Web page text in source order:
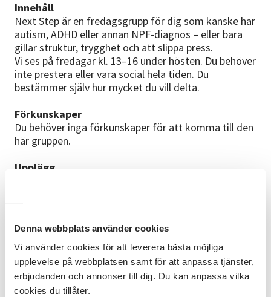
Denna webbplats använder cookies
Vi använder cookies för att leverera bästa möjliga
upplevelse på webbplatsen samt för att anpassa tjänster,
erbjudanden och annonser till dig. Du kan anpassa vilka
cookies du tillåter.
Innehåll
Next Step är en fredagsgrupp för dig som kanske har
autism, ADHD eller annan NPF-diagnos – eller bara
gillar struktur, trygghet och att slippa press.
Vi ses på fredagar kl. 13–16 under hösten. Du behöver
inte prestera eller vara social hela tiden. Du
bestämmer själv hur mycket du vill delta.
Förkunskaper
Du behöver inga förkunskaper för att komma till den
här gruppen.
Upplägg
Kreativa workshops (t.ex. måla, skapa vision boards)
Fika varje gång
En utflykt med fokus på Teambuilding
Varför komma?
Du får vara dig själv